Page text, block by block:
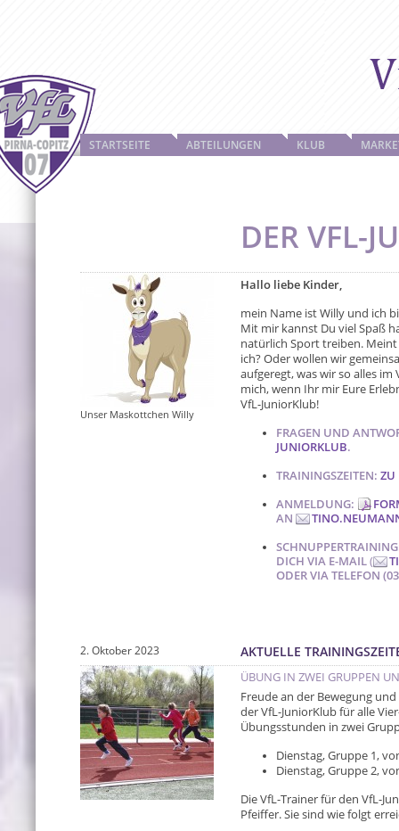
STARTSEITE ABTEILUNGEN KLUB
DER VFL-
Hallo liebe Kinder,
mein Name ist Willy und ich
Mit mir kannst Du viel Spaß
natürlich Sport treiben.
ich? Oder wollen wir
aufgeregt, was wir so alles
mich, wenn Ihr mir Eure
VfL-JuniorKlub!
FRAGEN UND
JUNIORKLUB.
TRAININGSZEITEN: ZU
ANMELDUNG:
AN
DICH VIA E-MAIL(
ODER VIA TELEFON
Unser Maskottchen Willy
AKTUELLE
2. Oktober 2023
ÜBUNG IN ZWEI GRUPPEN
Freude an der Bewegung
der VfL-JuniorKlub für alle
Übungsstunden in zwei
Dienstag, Gruppe 1,
Dienstag, Gruppe 2,
Die VfL-Trainer für den VfL-
Pfeiffer. Sie sind wie folgt